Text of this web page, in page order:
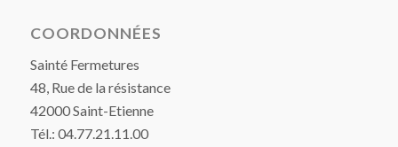
COORDONNÉES
Sainté Fermetures
48, Rue de la résistance
42000 Saint-Etienne
Tél.: 04.77.21.11.00